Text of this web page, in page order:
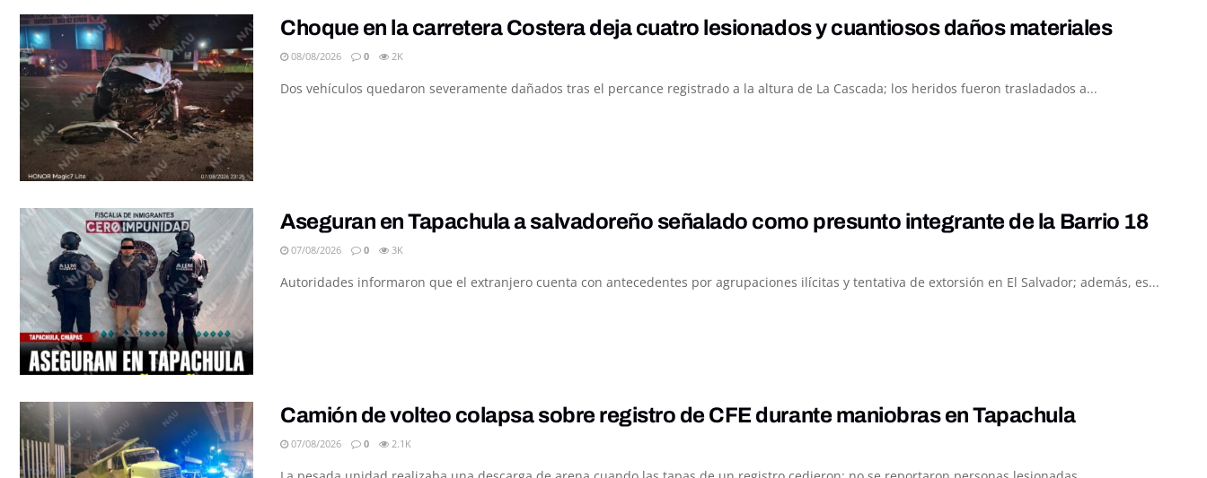
Choque en la carretera Costera deja cuatro lesionados y cuantiosos daños materiales
08/08/2026 0 2K
Dos vehículos quedaron severamente dañados tras el percance registrado a la altura de La Cascada; los heridos fueron trasladados a...
Aseguran en Tapachula a salvadoreño señalado como presunto integrante de la Barrio 18
07/08/2026 0 3K
Autoridades informaron que el extranjero cuenta con antecedentes por agrupaciones ilícitas y tentativa de extorsión en El Salvador; además, es...
Camión de volteo colapsa sobre registro de CFE durante maniobras en Tapachula
07/08/2026 0 2.1K